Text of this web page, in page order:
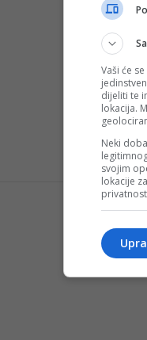
U
su
Vaši će
dijeliti te
lokacija.
Neki
svojim
lokacije